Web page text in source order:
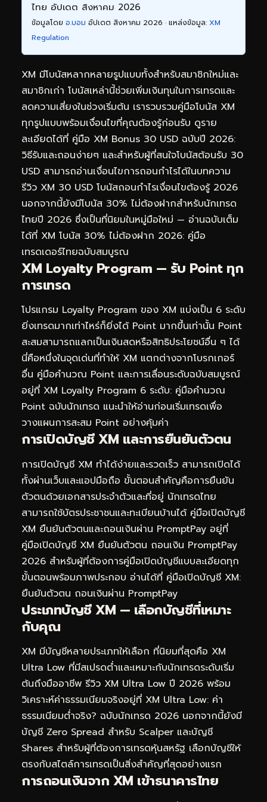
ไทย อัปเดต สิงหาคม 2026
ข้อมูลโดย อ.บอม อัปเดต สิงหาคม 2026 · แหล่งข้อมูล: XM
Regulation
XM มีโบนัสหลากหลายรูปแบบทั้งสำหรับสมาชิกใหม่และ
สมาชิกเก่า โบนัสเหล่านี้ช่วยเพิ่มเงินทุนในการเทรดและ
ลดความเสี่ยงในช่วงเริ่มต้น เรารวบรวมคู่มือโบนัส XM
ทุกรูปแบบพร้อมเงื่อนไขที่คุณต้องรู้ก่อนรับ ดูราย
ละเอียดได้ที่ คู่มือ XM Bonus 30 USD ฉบับปี 2026:
วิธีรับและถอนง่ายๆ และสำหรับผู้ที่สนใจโบนัสต้อนรับ 30
USD สามารถอ่านเงื่อนไขการถอนกำไรได้ในบทความ
รีวิว XM 30 USD โบนัสถอนกำไรเงื่อนไขต้องรู้ 2026
นอกจากนี้ยังมีโบนัส 30% ไม่ต้องฝากสำหรับนักเทรด
ไทยปี 2026 ซึ่งเป็นที่นิยมในหมู่มือใหม่ — อ่านฉบับเต็ม
ได้ที่ XM โบนัส 30% ไม่ต้องฝาก 2026: คู่มือ
เทรดเดอร์ไทยฉบับสมบูรณ
XM Loyalty Program — รับ Point ทุก
การเทรด
โปรแกรม Loyalty Program ของ XM แบ่งเป็น 6 ระดับ
ยิ่งเทรดมากเท่าไหร่ก็ยิ่งได้ Point มากขึ้นเท่านั้น Point
สะสมสามารถแลกเป็นเงินสดหรือสิทธิประโยชน์อื่น ๆ ได้
นี่คือหนึ่งในจุดเด่นที่ทำให้ XM แตกต่างจากโบรกเกอร์
อื่น คู่มือคำนวณ Point และการเลื่อนระดับฉบับสมบูรณ์
อยู่ที่ XM Loyalty Program 6 ระดับ: คู่มือคำนวณ
Point ฉบับนักเทรด แนะนำให้อ่านก่อนเริ่มเทรดเพื่อ
วางแผนการสะสม Point อย่างคุ้มค่า
การเปิดบัญชี XM และการยืนยันตัวตน
การเปิดบัญชี XM ทำได้ง่ายและรวดเร็ว สามารถเปิดได้
ทั้งผ่านเว็บและแอปมือถือ ขั้นตอนสำคัญคือการยืนยัน
ตัวตนด้วยเอกสารประจำตัวและที่อยู่ นักเทรดไทย
สามารถใช้บัตรประชาชนและทะเบียนบ้านได้ คู่มือเปิดบัญชี
XM ยืนยันตัวตนและถอนเงินผ่าน PromptPay อยู่ที่
คู่มือเปิดบัญชี XM ยืนยันตัวตน ถอนเงิน PromptPay
2026 สำหรับผู้ที่ต้องการคู่มือเปิดบัญชีแบบละเอียดทุก
ขั้นตอนพร้อมภาพประกอบ อ่านได้ที่ คู่มือเปิดบัญชี XM:
ยืนยันตัวตน ถอนเงินผ่าน PromptPay
ประเภทบัญชี XM — เลือกบัญชีที่เหมาะ
กับคุณ
XM มีบัญชีหลายประเภทให้เลือก ที่นิยมที่สุดคือ XM
Ultra Low ที่มีสเปรดต่ำและเหมาะกับนักเทรดระดับเริ่ม
ต้นถึงมืออาชีพ รีวิว XM Ultra Low ปี 2026 พร้อม
วิเคราะห์ค่าธรรมเนียมจริงอยู่ที่ XM Ultra Low: ค่า
ธรรมเนียมต่ำจริง? ฉบับนักเทรด 2026 นอกจากนี้ยังมี
บัญชี Zero Spread สำหรับ Scalper และบัญชี
Shares สำหรับผู้ที่ต้องการเทรดหุ้นสหรัฐ เลือกบัญชีให้
ตรงกับสไตล์การเทรดเป็นสิ่งสำคัญที่สุดอย่างแรก
การถอนเงินจาก XM เข้าธนาคารไทย